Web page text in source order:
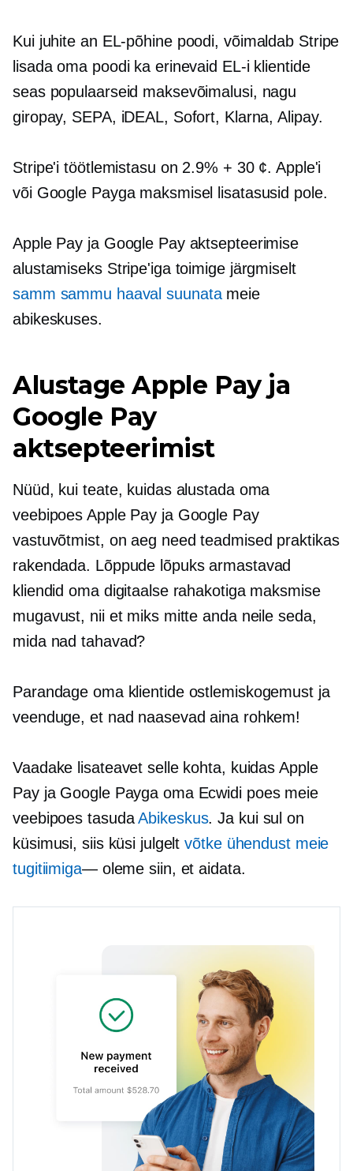
Kui juhite an EL-põhinepoodi, võimaldab Stripe
lisada oma poodi ka erinevaid EL-i klientide
seas populaarseid maksevõimalusi, nagu
giropay, SEPA, iDEAL, Sofort, Klarna, Alipay.
Stripe'i töötlemistasu on 2.9% + 30 ¢. Apple'i
või Google Payga maksmisel lisatasusid pole.
Apple Pay ja Google Pay aktsepteerimise
alustamiseks Stripe'iga toimige järgmiselt
samm sammu haaval suunatameie
abikeskuses.
Alustage Apple Pay ja
Google Pay
aktsepteerimist
Nüüd, kui teate, kuidas alustada oma
veebipoes Apple Pay ja Google Pay
vastuvõtmist, on aeg need teadmised praktikas
rakendada. Lõppude lõpuks armastavad
kliendid oma digitaalse rahakotiga maksmise
mugavust, nii et miks mitte anda neile seda,
mida nad tahavad?
Parandage oma klientide ostlemiskogemust ja
veenduge, et nad naasevad aina rohkem!
Vaadake lisateavet selle kohta, kuidas Apple
Pay ja Google Payga oma Ecwidi poes meie
veebipoes tasudaAbikeskus. Ja kui sul on
küsimusi, siis küsi julgeltvõtke ühendust meie
tugitiimiga— oleme siin, et aidata.